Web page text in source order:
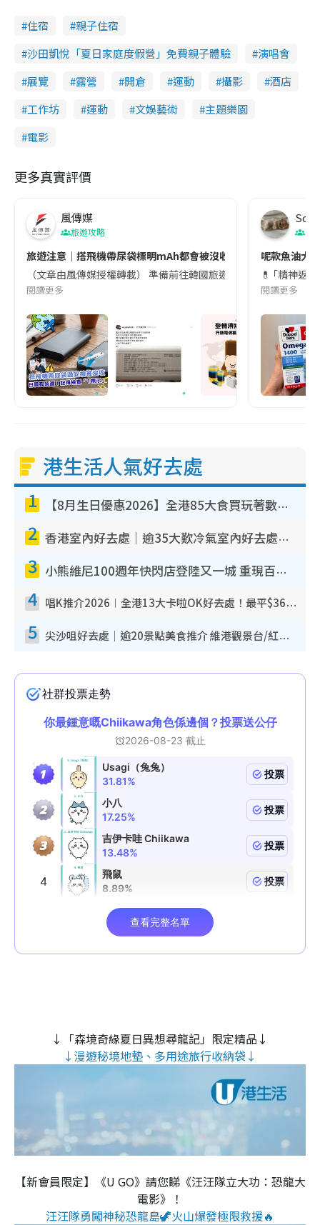
住宿
親子住宿
沙田凱悅「夏日家庭度假營」免費親子體驗
演唱會
展覽
露營 開倉 運動 攝影
酒店
工作坊
運動 文娛藝術
主題樂園
電影
更多真實評價
風傳媒
旅遊攻略
旅遊注意｜搭飛機帶尿袋標明mAh都會被沒收😱出發前切記檢查
（文章由風傳媒授權轉載） 準備前往韓國旅遊的民眾，近期要
閱讀更多
Soul
呢款魚油大
💊 ｢精神返
閱讀更多
港生活人氣好去處
1 【8月生日優惠2026】全港85大食買玩著數攻略 自助餐/火鍋放題同行免費＋誠品/DONKI送現金券
2 香港室內好去處｜逾35大歎冷氣室內好去處推介 室內活動免費避雨無懼落雨
3 小熊維尼100週年快閃店登陸又一城 重現百畝森林經典場景／獨家限定盲盒登場／專屬DIY香水
4 唱K推介2026︱全港13大卡啦OK好去處！最平$36起 日文K都有！(附地址+收費詳情)
5 尖沙咀好去處｜逾20景點美食推介 維港觀景台/紅磚古蹟/九龍公園/室內遊樂場
↓「森境奇緣夏日異想尋龍記」限定精品↓
↓漫遊秘境地墊、多用途旅行收納袋↓
【新會員限定】《U GO》請您睇《汪汪隊立大功：恐龍大
電影》！
汪汪隊勇闖神秘恐龍島🦖火山爆發極限救援🔥